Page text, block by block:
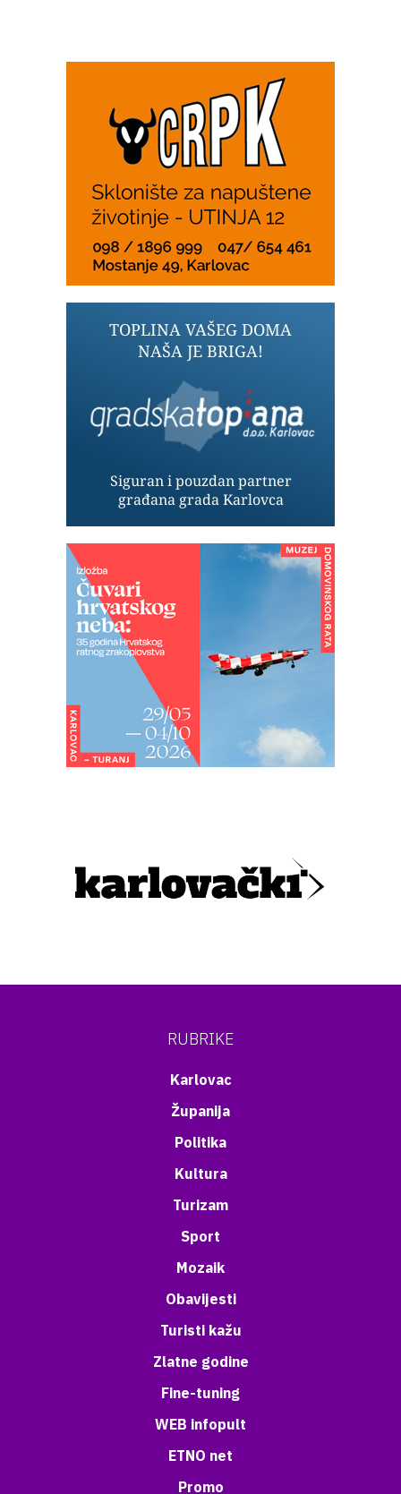
RUBRIKE
Karlovac
Županija
Politika
Kultura
Turizam
Sport
Mozaik
Obavijesti
Turisti kažu
Zlatne godine
Fine-tuning
WEB infopult
ETNO net
Promo